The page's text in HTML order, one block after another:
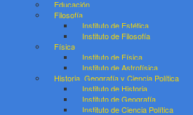
Educación
Filosofía
Instituto de Estética
Instituto de Filosofía
Física
Instituto de Física
Instituto de Astrofísica
Historia, Geografía y Ciencia Política
Instituto de Historia
Instituto de Geografía
Instituto de Ciencia Política